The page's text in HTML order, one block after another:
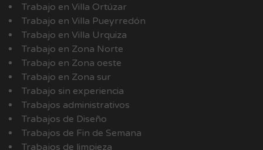
Trabajo en Villa Ortúzar
Trabajo en Villa Pueyrredón
Trabajo en Villa Urquiza
Trabajo en Zona Norte
Trabajo en Zona oeste
Trabajo en Zona sur
Trabajo sin experiencia
Trabajos administrativos
Trabajos de Diseño
Trabajos de Fin de Semana
Trabajos de limpieza